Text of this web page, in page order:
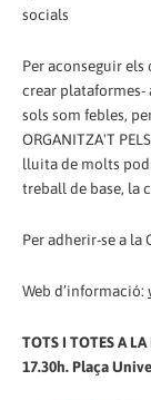
socials
Per aconseguir
crear plataformes-
sols som febles,
ORGANITZA'T
lluita de molts
treball de base, la
Per adherir-se a la
Web d’informació:
TOTS I TOTES A
17.30h. Plaça